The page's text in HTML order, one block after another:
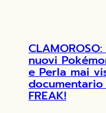
nuovi
e Perla mai
documentario
FREAK!